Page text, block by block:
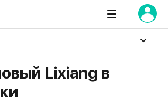
Lixiang в